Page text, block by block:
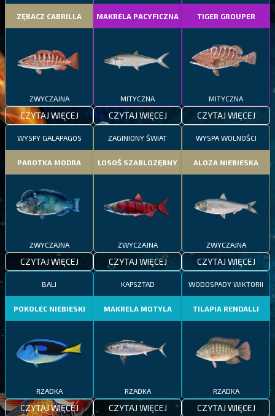
ZĘBACZ CABRILLA
ZWYCZAJNA
CZYTAJ WIĘCEJ
MAKRELA PACYFICZNA
MITYCZNA
CZYTAJ WIĘCEJ
TIGER GROUPER
MITYCZNA
CZYTAJ WIĘCEJ
WYSPY GALAPAGOS
PAROTKA MODRA
ZWYCZAJNA
CZYTAJ WIĘCEJ
ZAGINIONY ŚWIAT
ŁOSOŚ SZABLOZĘBNY
ZWYCZAJNA
CZYTAJ WIĘCEJ
WYSPA WOLNOŚCI
ALOZA NIEBIESKA
ZWYCZAJNA
CZYTAJ WIĘCEJ
BALI
POKOLEC NIEBIESKI
RZADKA
CZYTAJ WIĘCEJ
KAPSZTAD
MAKRELA MOTYLA
RZADKA
CZYTAJ WIĘCEJ
WODOSPADY WIKTORII
TILAPIA RENDALLI
RZADKA
CZYTAJ WIĘCEJ